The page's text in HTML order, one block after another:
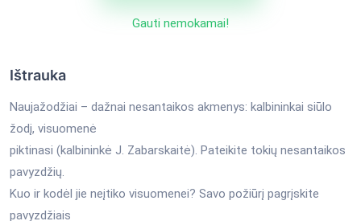
Gauti nemokamai!
Ištrauka
Naujažodžiai – dažnai nesantaikos akmenys: kalbininkai siūlo
žodį, visuomenė
piktinasi (kalbininkė J. Zabarskaitė). Pateikite tokių nesantaikos
pavyzdžių.
Kuo ir kodėl jie neįtiko visuomenei? Savo požiūrį pagrįskite
pavyzdžiais